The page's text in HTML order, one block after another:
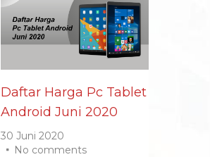
Daftar Harga Pc Tablet
Android Juni 2020
30 Juni 2020
No comments